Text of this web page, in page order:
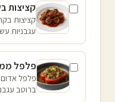
קציצות
קציצות
עגבניות
פלפל
פלפל אדום
ברוטב